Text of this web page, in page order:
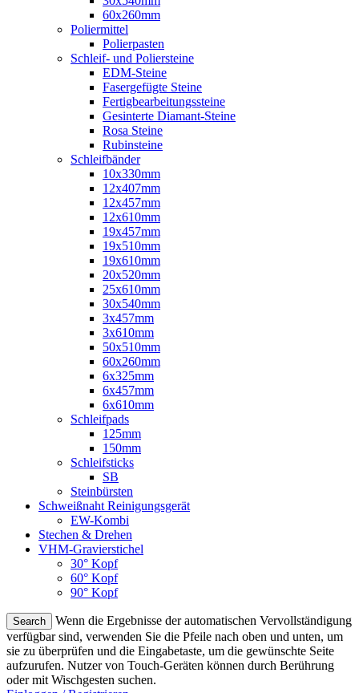
60x260mm
Poliermittel
Polierpasten
Schleif- und Poliersteine
EDM-Steine
Fasergefügte Steine
Fertigbearbeitungssteine
Gesinterte Diamant-Steine
Rosa Steine
Rubinsteine
Schleifbänder
10x330mm
12x407mm
12x457mm
12x610mm
19x457mm
19x510mm
19x610mm
20x520mm
25x610mm
30x540mm
3x457mm
3x610mm
50x510mm
60x260mm
6x325mm
6x457mm
6x610mm
Schleifpads
125mm
150mm
Schleifsticks
SB
Steinbürsten
Schweißnaht Reinigungsgerät
EW-Kombi
Stechen & Drehen
VHM-Gravierstichel
30° Kopf
60° Kopf
90° Kopf
Search
Wenn die Ergebnisse der automatischen Vervollständigung
verfügbar sind, verwenden Sie die Pfeile nach oben und unten, um
sie zu überprüfen und die Eingabetaste, um die gewünschte Seite
aufzurufen. Nutzer von Touch-Geräten können durch Berührung
oder mit Wischgesten suchen.